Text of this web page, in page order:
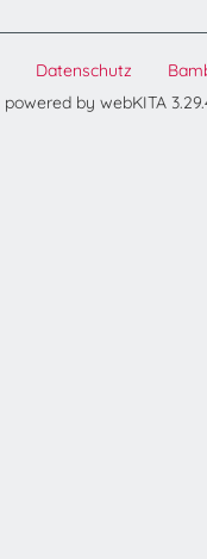
Datenschutz
powered by webKITA